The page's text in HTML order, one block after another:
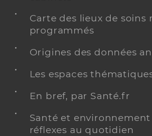
Carte des lieux de soins
programmés
Origines des données
Les espaces
En bref, par Santé.fr
Santé et environnement
réflexes au quotidien